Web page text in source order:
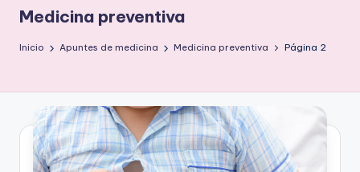
m
o
d
ic
estudio,
resúmenes,
artículos
Medicina preventiva
Inicio Apuntes de medicina Medicina preventiva Página 2